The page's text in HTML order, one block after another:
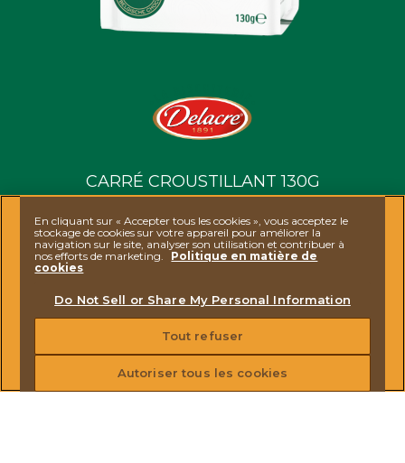
CARRÉ CROUSTILLANT 130G
Ferrero
DÉCOUVRIR DELACRE
ACTUALITÉS
En cliquant sur « Accepter tous les cookies », vous acceptez le
stockage de cookies sur votre appareil pour améliorer la
navigation sur le site, analyser son utilisation et contribuer à
nos efforts de marketing.
Politique en matière de
cookies
Do Not Sell or Share My Personal Information
Tout refuser
Autoriser tous les cookies